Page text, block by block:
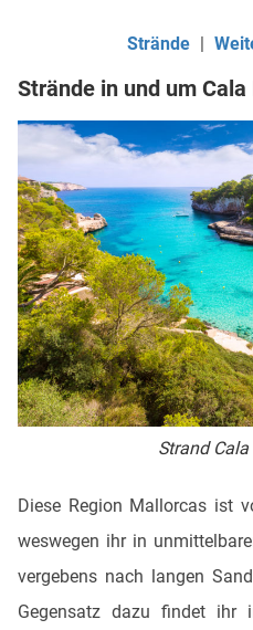
Strände |
Strände in und um Cala
Strand
Diese Region Mallorcas ist
weswegen ihr in
vergebens nach langen
Gegensatz dazu findet ihr